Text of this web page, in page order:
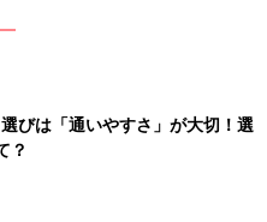
びは「通いやすさ」が大切！選
？